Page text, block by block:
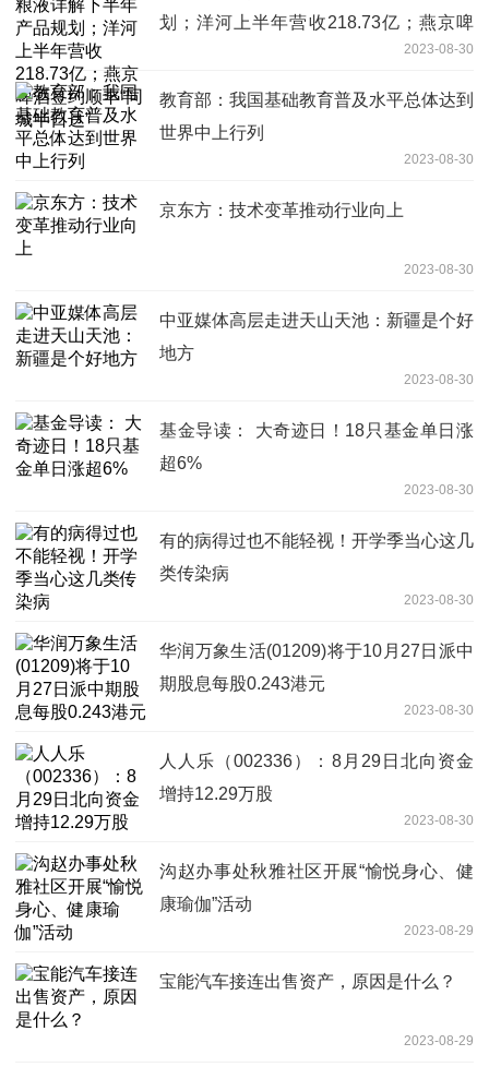
划；洋河上半年营收218.73亿；燕京啤
2023-08-30
教育部：我国基础教育普及水平总体达到
世界中上行列
2023-08-30
京东方：技术变革推动行业向上
2023-08-30
中亚媒体高层走进天山天池：新疆是个好
地方
2023-08-30
基金导读： 大奇迹日！18只基金单日涨
超6%
2023-08-30
有的病得过也不能轻视！开学季当心这几
类传染病
2023-08-30
华润万象生活(01209)将于10月27日派中
期股息每股0.243港元
2023-08-30
人人乐（002336）：8月29日北向资金
增持12.29万股
2023-08-30
沟赵办事处秋雅社区开展“愉悦身心、健
康瑜伽”活动
2023-08-29
宝能汽车接连出售资产，原因是什么？
2023-08-29